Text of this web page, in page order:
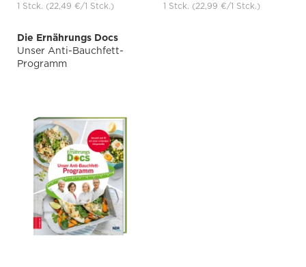
1 Stck. (22,49 €/1 Stck.) 1 Stck. (22,99 €/1 Stck.)
Die Ernährungs Docs
Unser Anti-Bauchfett-
Programm